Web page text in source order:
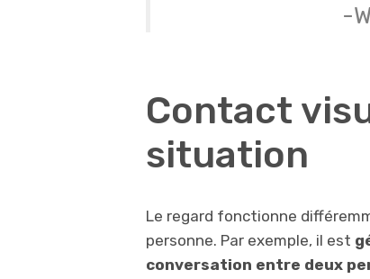
-
Contact
situation
Le regard fonctionne
personne. Par exemple, il est
conversation entre deux